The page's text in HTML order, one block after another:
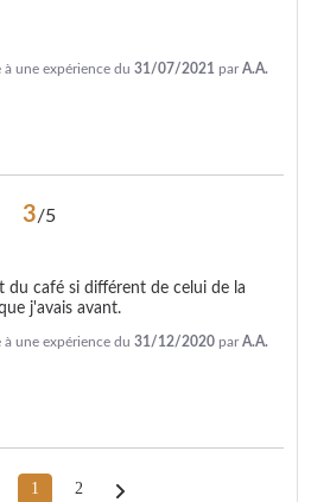
à une expérience du 31/07/2021 parA.A.
3/5
du café si différent de celui de la
j'avais avant.
à une expérience du 31/12/2020 parA.A.
1 2